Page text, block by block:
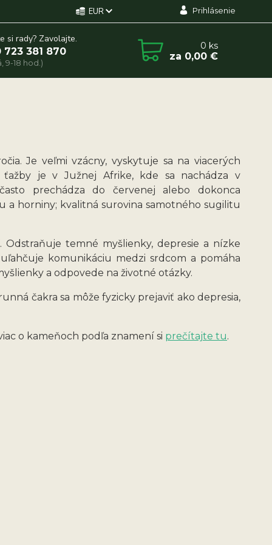
EUR Prihlásenie
si rady? Zavolajte.
723 381 870
9-18 hod.)
0 ks
za 0,00 €
Je veľmi vzácny, vyskytuje sa na viacerých
ťažby je v Južnej Afrike, kde sa nachádza v
prechádza do červenej alebo dokonca
a horniny; kvalitná surovina samotného sugilitu
temné myšlienky, depresie a nízke
komunikáciu medzi srdcom a pomáha
a odpovede na životné otázky.
čakra sa môže fyzicky prejaviť ako depresia,
o kameňoch podľa znamení si prečítajte tu.